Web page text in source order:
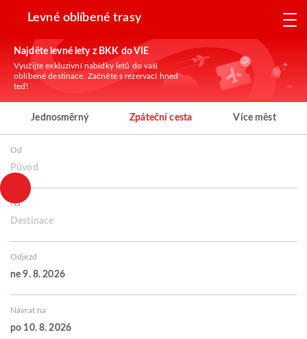
Levné oblíbené trasy
Najděte levné lety z BKK do VIE
Využijte exkluzivní nabídky letů do vaší
oblíbené destinace. Začněte s rezervací hned
teď!
Jednosměrný Zpáteční cesta Více měst
Od
Původ
Na
Destinace
Odjezd
ne 9. 8. 2026
Návrat na
po 10. 8. 2026